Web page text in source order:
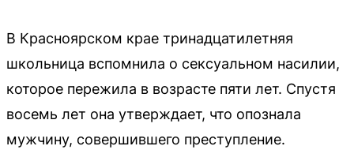
В Красноярском крае тринадцатилетняя
школьница вспомнила о сексуальном насилии,
которое пережила в возрасте пяти лет. Спустя
восемь лет она утверждает, что опознала
мужчину, совершившего преступление.